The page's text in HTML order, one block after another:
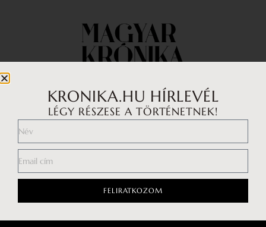
Impresszum
Általános Szerződési Feltételek
Adatkezelési tájékoztató
KRONIKA.HU HÍRLEVÉL
LÉGY RÉSZESE A TÖRTÉNETNEK!
FELIRATKOZOM